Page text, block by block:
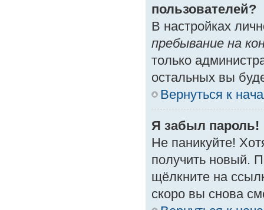
пользователей?
В настройках
пребывание на
только
остальных вы
Вернуться к
Я забыл пароль!
Не паникуйте!
получить новый.
щёлкните на
скоро вы снова